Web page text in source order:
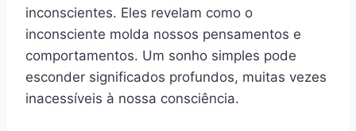
inconscientes. Eles revelam como o
inconsciente molda nossos pensamentos e
comportamentos. Um sonho simples pode
esconder significados profundos, muitas vezes
inacessíveis à nossa consciência.